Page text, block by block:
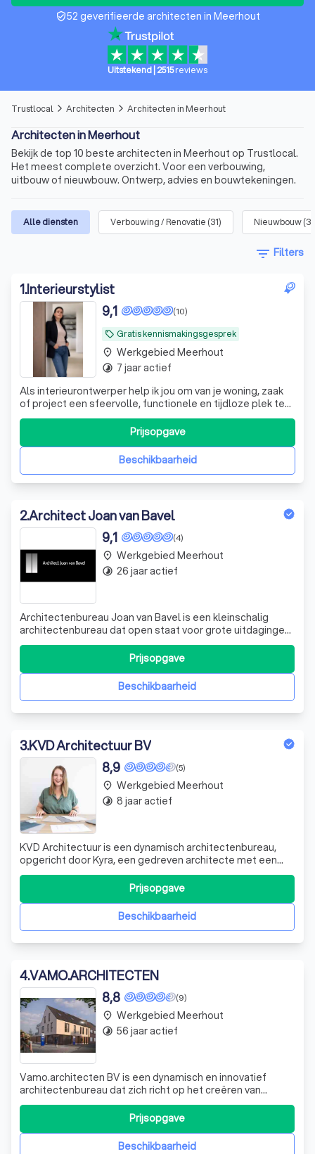
verified_user52 geverifieerde architecten in Meerhout
Uitstekend 2515reviews
Trustlocal arrow_forward_ios Architecten arrow_forward_ios Architecten in Meerhout
Architecten in Meerhout
Bekijk de top 10 beste architecten in Meerhout op Trustlocal.
Het meest complete overzicht. Voor een verbouwing,
uitbouw of nieuwbouw. Ontwerp, advies en bouwtekeningen.
Alle diensten Verbouwing / Renovatie (31) Nieuwbouw(31
filter_list Filters
1.Interieurstylist
local_offer Gratis kennismakingsgesprek
(10)
9,1
Als interieurontwerper help ik jou om van je woning, zaak
of project een sfeervolle, functionele en tijdloze plek te
maken. Ik vertaal jouw woonwensen, stijl en
persoonlijkheid naar een concreet interieurconcept met
harmonie in kleuren, materialen, verlichting, meubels en
indeling. Mijn doel is om rBeschikbaarheid
Prijsopgave
place Werkgebied Meerhout
timelapse 7 jaar actief
2.Architect Joan van Bavel
(4)
9,1
Architectenbureau Joan van Bavel is een kleinschalig
architectenbureau dat open staat voor grote uitdagingen.
Een persoonlijke aanpak van uw bouwproject staat bij ons
Beschikbaarheid
Prijsopgave
place Werkgebied Meerhout
timelapse 26 jaar actief
3.KVD Architectuur BV
(5)
8,9
KVD Architectuur is een dynamisch architectenbureau,
opgericht door Kyra, een gedreven architecte met een
passie voor totaalprojecten. Na haar masteropleidingen
Interieurarchitectuur en Architectuur aan de universiteit
van Antwerpen, heeft Kyra haar droom waargemaakt en in
2018 haar eigen bureau opgBeschikbaarheid
Prijsopgave
place Werkgebied Meerhout
timelapse 8 jaar actief
4.VAMO.ARCHITECTEN
(9)
8,8
Vamo.architecten BV is een dynamisch en innovatief
architectenbureau dat zich richt op het creëren van
ruimtelijke en praktische ontwerpen. Ons team bestaat uit
drie ervaren architecten, Esther, Inès en Michelle, die elk
hun eigen expertise inbrengen en elkaar perfect
aanvullen. We zijn in 2014 gest
Beschikbaarheid
Prijsopgave
place Werkgebied Meerhout
timelapse 56 jaar actief